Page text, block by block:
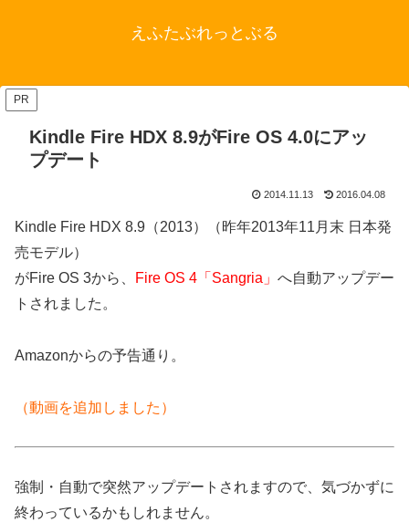
えふたぶれっとぶる
PR
Kindle Fire HDX 8.9がFire OS 4.0にアッ
プデート
2014.11.13 2016.04.08
Kindle Fire HDX 8.9（2013）（昨年2013年11月末 日本発
売モデル）
がFire OS 3から、
Fire OS 4「Sangria」 へ自動アップデー
トされました。
Amazonからの予告通り。
（動画を追加しました）
強制・自動で突然アップデートされますので、気づかずに
終わっているかもしれません。